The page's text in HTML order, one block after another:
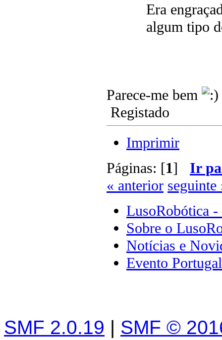
Era
algum tipo
Parece-me bem
Registado
Imprimir
Páginas: [1] Ir
« anterior seguinte
LusoRobótica -
Sobre o
Notícias e
Evento
SMF 2.0.19 | SMF ©